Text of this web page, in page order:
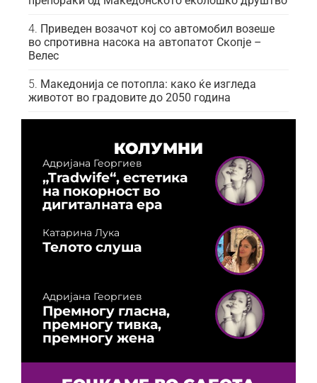
Приведен возачот кој со автомобил возеше
во спротивна насока на автопатот Скопје –
Велес
Македонија се потопла: како ќе изгледа
животот во градовите до 2050 година
КОЛУМНИ
Адријана Георгиев
„Tradwife“, естетика
на покорност во
дигиталната ера
Катарина Лука
Телото слуша
Адријана Георгиев
Премногу гласна,
премногу тивка,
премногу жена